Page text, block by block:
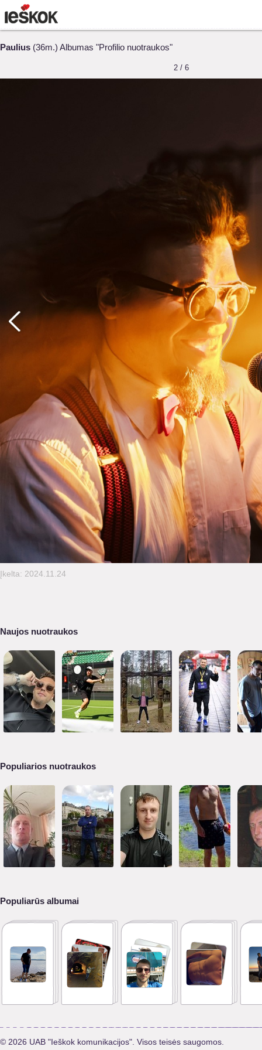
Paulius (36m.) Albumas "Profilio nuotraukos"
2 / 6
Įkelta: 2024.11.24
Naujos nuotraukos
Populiarios nuotraukos
Populiarūs albumai
© 2026 UAB "Ieškok komunikacijos". Visos teisės saugomos.